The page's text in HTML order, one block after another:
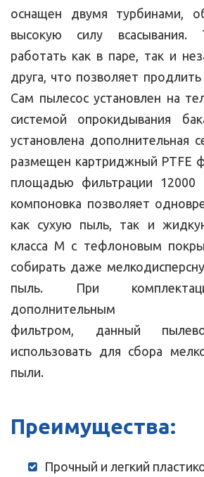
оснащен двумя турбинами,
высокую силу всасывания.
работать как в паре, так и
друга, что позволяет продлить
Сам пылесос установлен на
системой опрокидывания
установлена дополнительная
размещен картриджный PTFE
площадью фильтрации 12000
компоновка позволяет
как сухую пыль, так и
класса М с тефлоновым
собирать даже
пыль. При
дополнительным
фильтром, данный
использовать для сбора
пыли.
Преимущества:
Прочный и легкий